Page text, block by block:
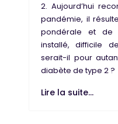
2. Aujourd’hui
pandémie, il
pondérale et de
installé, difficile
serait-il pour
diabète de type 2 ?
Lire la suite...